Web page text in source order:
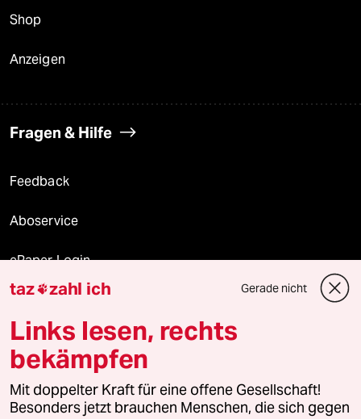
Shop
Anzeigen
Fragen & Hilfe
Feedback
Aboservice
ePaper Login
Downloads für Abonnierende
© 2026 taz Verlags und Vertriebs GmbH
Alle Rechte vorbehalten. Bei rechtlichen Fragen oder für Genehmigungen
wenden Sie sich bitte an lizenzen@taz.de
taz zahl ich Gerade nicht
Links lesen, rechts
bekämpfen
Mit doppelter Kraft für eine offene Gesellschaft!
Besonders jetzt brauchen Menschen, die sich gegen